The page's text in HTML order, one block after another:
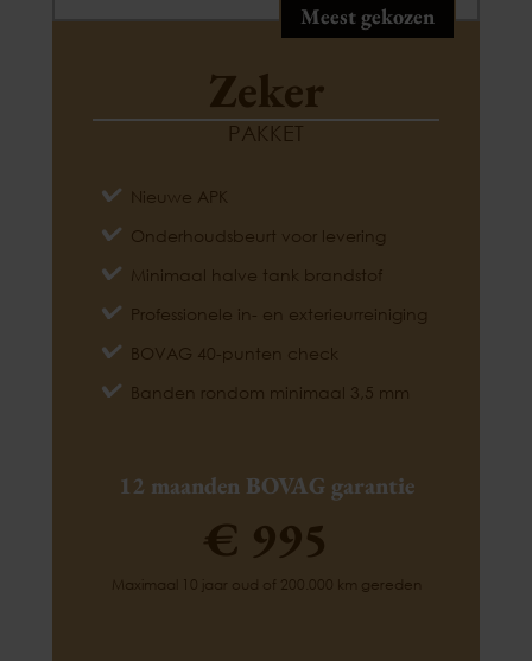
Meest gekozen
Zeker
PAKKET
Nieuwe APK
Onderhoudsbeurt voor levering
Minimaal halve tank brandstof
Professionele in- en exterieurreiniging
BOVAG 40-punten check
Banden rondom minimaal 3,5 mm
12 maanden BOVAG garantie
€ 995
Maximaal 10 jaar oud of 200.000 km gereden